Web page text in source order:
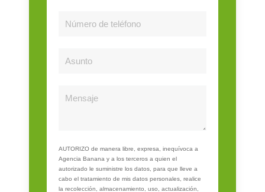
AUTORIZO de manera libre, expresa, inequívoca a
Agencia Banana y a los terceros a quien el
autorizado le suministre los datos, para que lleve a
cabo el tratamiento de mis datos personales, realice
la recolección, almacenamiento, uso, actualización,